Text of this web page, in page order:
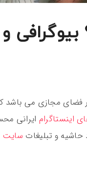
فضای مجازی می باشد
اینستاگرام ایرانی
حاشیه و تبلیغات سایت